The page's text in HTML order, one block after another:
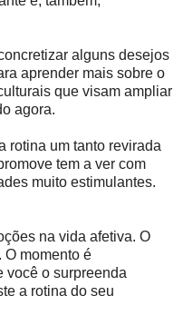
alguns desejos
aprender mais sobre o
que visam ampliar
agora.
rotina um tanto revirada
tem a ver com
muito estimulantes.
na vida afetiva. O
O momento é
você o surpreenda
a rotina do seu